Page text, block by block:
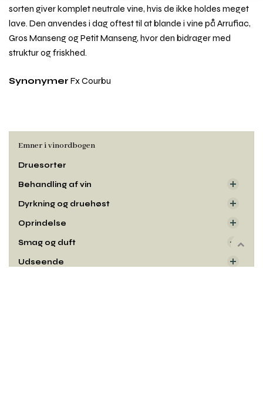
sorten giver komplet neutrale vine, hvis de ikke holdes meget
lave. Den anvendes i dag oftest til at blande i vine på Arrufiac,
Gros Manseng og Petit Manseng, hvor den bidrager med
struktur og friskhed.
Synonymer Fx Courbu
Emner i vinordbogen
Druesorter
Behandling af vin
Dyrkning og druehøst
Oprindelse
Smag og duft
Udseende
Rul